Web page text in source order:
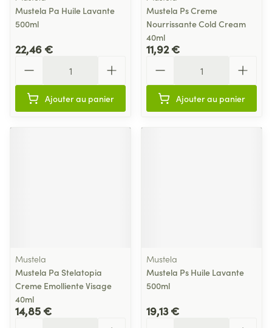
Mustela Pa Huile Lavante
500ml
22,46 €
Ajouter au panier
Mustela Ps Creme
Nourrissante Cold Cream
40ml
11,92 €
Ajouter au panier
Mustela
Mustela Pa Stelatopia
Creme Emolliente Visage
40ml
14,85 €
Mustela
Mustela Ps Huile Lavante
500ml
19,13 €